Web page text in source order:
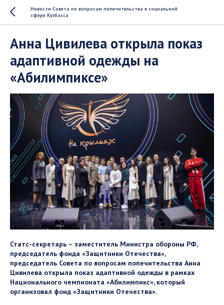
Новости Совета по вопросам попечительства в социальной
сфере Кузбасса
Анна Цивилева открыла показ
адаптивной одежды на
«Абилимпиксе»
Статс-секретарь – заместитель Министра обороны РФ,
председатель фонда «Защитники Отечества»,
председатель Совета по вопросам попечительства Анна
Цивилева открыла показ адаптивной одежды в рамках
Национального чемпионата «Абилимпикс», который
организовал фонд «Защитники Отечества».